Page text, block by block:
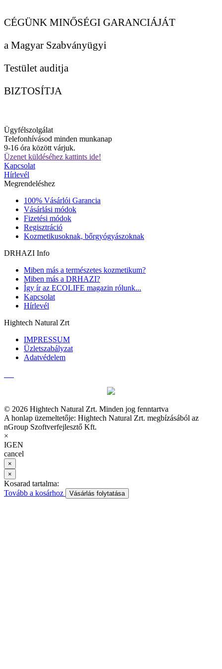
CÉGÜNK MINŐSÉGI GARANCIÁJÁT
a Magyar Szabványügyi
Testület auditja
BIZTOSÍTJA
Ügyfélszolgálat
Telefonhívásod minden munkanap
9-16 óra között várjuk.
Üzenet küldéséhez kattints ide!
Kapcsolat
Hírlevél
Megrendeléshez
100% Vásárlói Garancia
Vásárlási módok
Fizetési módok
Regisztráció
Kozmetikusoknak, bőrgyógyászoknak
DRHAZI Info
Miben más a természetes kozmetikum?
Miben más a DRHAZI?
Így ír az ECOLIFE magazin rólunk...
Kapcsolat
Hírlevél
Hightech Natural Zrt
IMPRESSUM
Üzletszabályzat
Adatvédelem
© 2026 Hightech Natural Zrt. Minden jog fenntartva
A honlap üzemeltetője: Hightech Natural Zrt. megbízásából az
nGroup Szoftverfejlesztő Kft.
×
IGEN
cancel
×
×
Kosarad tartalma:
Tovább a kosárhoz
Vásárlás folytatása